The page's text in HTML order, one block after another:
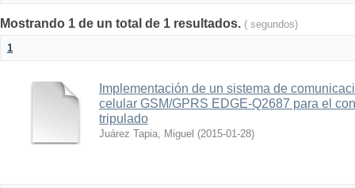
Mostrando 1 de un total de 1 resultados. ( segundos)
1
Implementación de un sistema de
celular GSM/GPRS EDGE-Q2687 para el
tripulado
Juárez Tapia, Miguel (2015-01-28)